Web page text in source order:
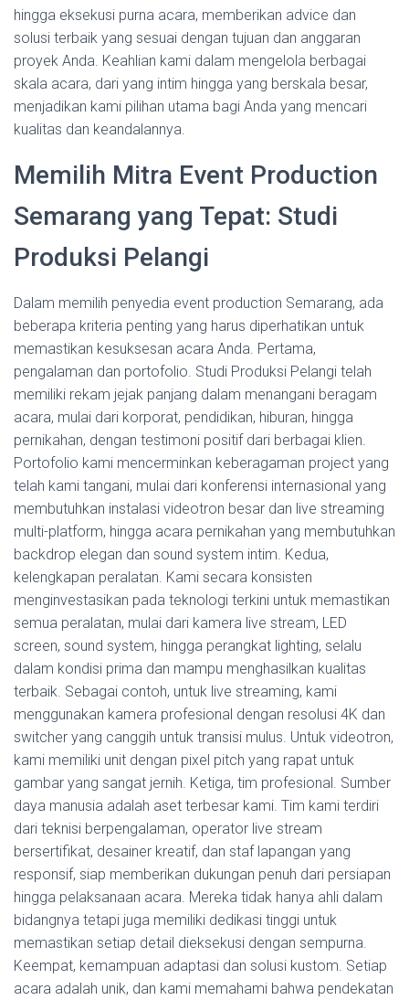
hingga eksekusi purna acara, memberikan advice dan
solusi terbaik yang sesuai dengan tujuan dan anggaran
proyek Anda. Keahlian kami dalam mengelola berbagai
skala acara, dari yang intim hingga yang berskala besar,
menjadikan kami pilihan utama bagi Anda yang mencari
kualitas dan keandalannya.
Memilih Mitra Event Production
Semarang yang Tepat: Studi
Produksi Pelangi
Dalam memilih penyedia event production Semarang, ada
beberapa kriteria penting yang harus diperhatikan untuk
memastikan kesuksesan acara Anda. Pertama,
pengalaman dan portofolio. Studi Produksi Pelangi telah
memiliki rekam jejak panjang dalam menangani beragam
acara, mulai dari korporat, pendidikan, hiburan, hingga
pernikahan, dengan testimoni positif dari berbagai klien.
Portofolio kami mencerminkan keberagaman project yang
telah kami tangani, mulai dari konferensi internasional yang
membutuhkan instalasi videotron besar dan live streaming
multi-platform, hingga acara pernikahan yang membutuhkan
backdrop elegan dan sound system intim. Kedua,
kelengkapan peralatan. Kami secara konsisten
menginvestasikan pada teknologi terkini untuk memastikan
semua peralatan, mulai dari kamera live stream, LED
screen, sound system, hingga perangkat lighting, selalu
dalam kondisi prima dan mampu menghasilkan kualitas
terbaik. Sebagai contoh, untuk live streaming, kami
menggunakan kamera profesional dengan resolusi 4K dan
switcher yang canggih untuk transisi mulus. Untuk videotron,
kami memiliki unit dengan pixel pitch yang rapat untuk
gambar yang sangat jernih. Ketiga, tim profesional. Sumber
daya manusia adalah aset terbesar kami. Tim kami terdiri
dari teknisi berpengalaman, operator live stream
bersertifikat, desainer kreatif, dan staf lapangan yang
responsif, siap memberikan dukungan penuh dari persiapan
hingga pelaksanaan acara. Mereka tidak hanya ahli dalam
bidangnya tetapi juga memiliki dedikasi tinggi untuk
memastikan setiap detail dieksekusi dengan sempurna.
Keempat, kemampuan adaptasi dan solusi kustom. Setiap
acara adalah unik, dan kami memahami bahwa pendekatan